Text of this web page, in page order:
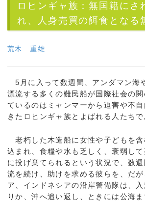
ロヒンギャ族：無国籍にさ
れ、人身売買の餌食となる
荒木 重雄
5月に入って数週間、アンダマン海
漂流する多くの難民船が国際社会の
ているのはミャンマーから迫害や不
きたロヒンギャ族とよばれる人たちで
老朽した木造船に女性や子どもを含
込まれ、食糧や水も乏しく、衰弱し
に投げ棄てられるという状況で、数
流を続け、助けを求める彼らを、だ
ア、インドネシアの沿岸警備隊は、
りか、沖へ追い返し、ときには公海